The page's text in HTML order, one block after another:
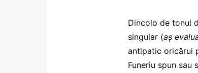
Dincolo de tonul
singular (aș
antipatic oricărui
Funeriu spun